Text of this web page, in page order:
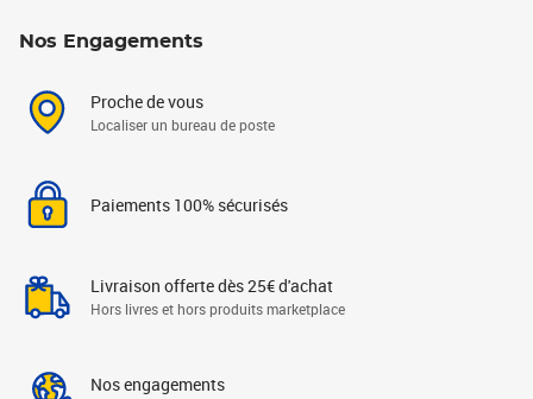
Nos Engagements
Proche de vous
Localiser un bureau de poste
Paiements 100% sécurisés
Livraison offerte dès 25€ d'achat
Hors livres et hors produits marketplace
Nos engagements